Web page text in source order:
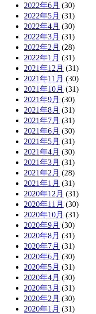
2022年6月 (30)
2022年5月 (31)
2022年4月 (30)
2022年3月 (31)
2022年2月 (28)
2022年1月 (31)
2021年12月 (31)
2021年11月 (30)
2021年10月 (31)
2021年9月 (30)
2021年8月 (31)
2021年7月 (31)
2021年6月 (30)
2021年5月 (31)
2021年4月 (30)
2021年3月 (31)
2021年2月 (28)
2021年1月 (31)
2020年12月 (31)
2020年11月 (30)
2020年10月 (31)
2020年9月 (30)
2020年8月 (31)
2020年7月 (31)
2020年6月 (30)
2020年5月 (31)
2020年4月 (30)
2020年3月 (31)
2020年2月 (30)
2020年1月 (31)